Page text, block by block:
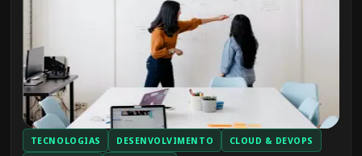
TECNOLOGIAS DESENVOLVIMENTO CLOUD & DEVOPS